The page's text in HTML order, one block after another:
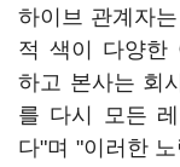
하이브 관계자
적 색이 다양한
하고 본사는 회
를 다시 모든
다"며 "이러한